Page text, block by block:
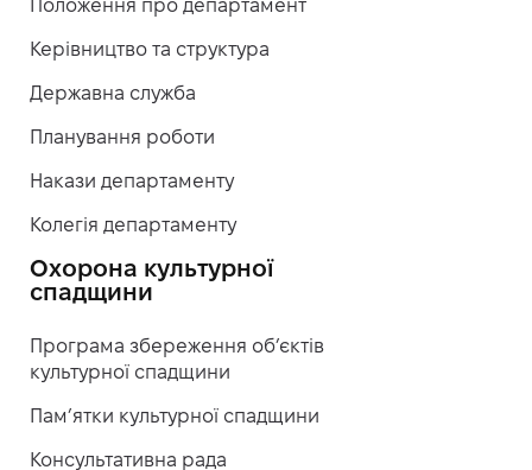
Положення про департамент
Керівництво та структура
Державна служба
Планування роботи
Накази департаменту
Колегія департаменту
Охорона культурної
спадщини
Програма збереження об’єктів
культурної спадщини
Пам’ятки культурної спадщини
Консультативна рада